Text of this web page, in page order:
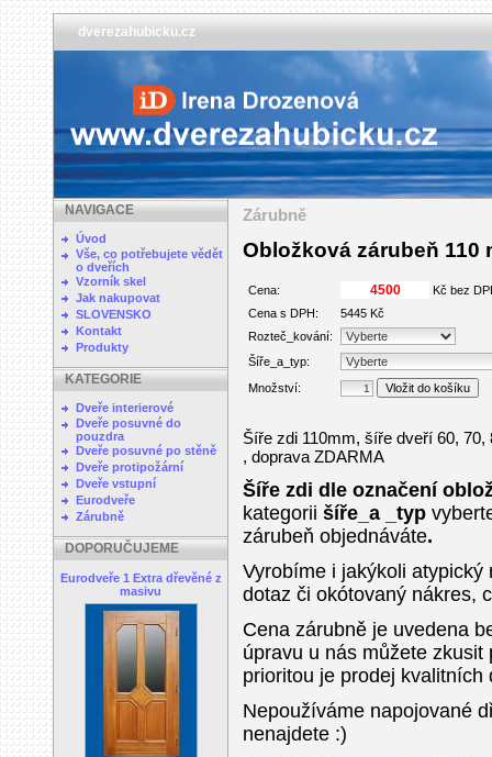
dverezahubicku.cz
NAVIGACE
Úvod
Vše, co potřebujete vědět
o dveřích
Vzorník skel
Jak nakupovat
SLOVENSKO
Kontakt
Produkty
KATEGORIE
Dveře interierové
Dveře posuvné do
pouzdra
Dveře posuvné po stěně
Dveře protipožární
Dveře vstupní
Eurodveře
Zárubně
DOPORUČUJEME
Eurodveře 1 Extra dřevěné z
masivu
Zárubně
Obložková zárubeň
Cena:
Kč bez
Cena s DPH:
5445 Kč
Rozteč_kování:
Šíře_a_typ:
Množství:
Šíře zdi 110mm, šíře dveří 60, 70,
, doprava ZDARMA
Šíře zdi dle označení
kategorii šíře_a _typ
zárubeň objednáváte.
Vyrobíme i jakýkoli
dotaz či okótovaný nákres,
Cena zárubně je uvedena
úpravu u nás můžete
prioritou je prodej
Nepoužíváme napojované
nenajdete :)